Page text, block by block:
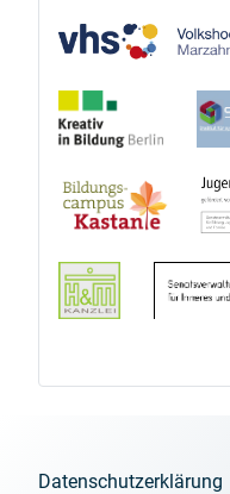
Datenschutzerklärung